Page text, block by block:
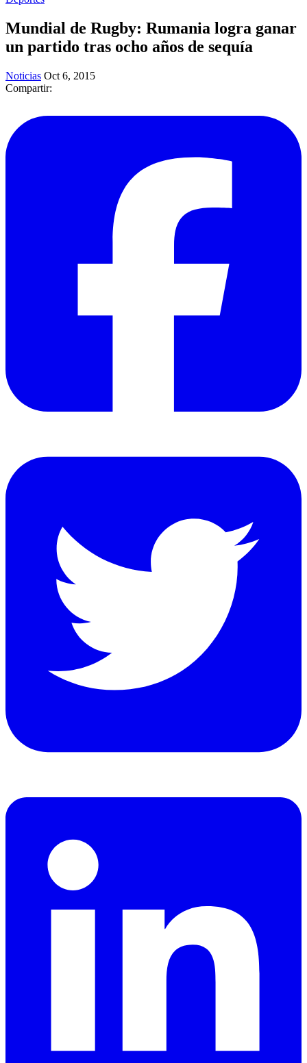
​Mundial de Rugby: Rumania logra ganar
un partido tras ocho años de sequía
Noticias Oct 6, 2015
Compartir: